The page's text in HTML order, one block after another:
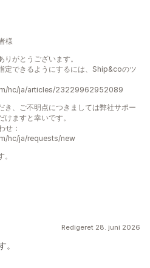
様
がとうございます。
定できるようにするには、Ship&coのツ
hc/ja/articles/23229962952089
き、ご不明点につきましては弊社サポー
けますと幸いです。
せ：
hc/ja/requests/new
Redigeret 28. juni 2026
。